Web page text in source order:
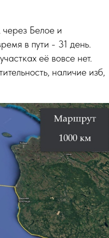
Белое и
в пути - 31 день.
её вовсе нет.
наличие изб,